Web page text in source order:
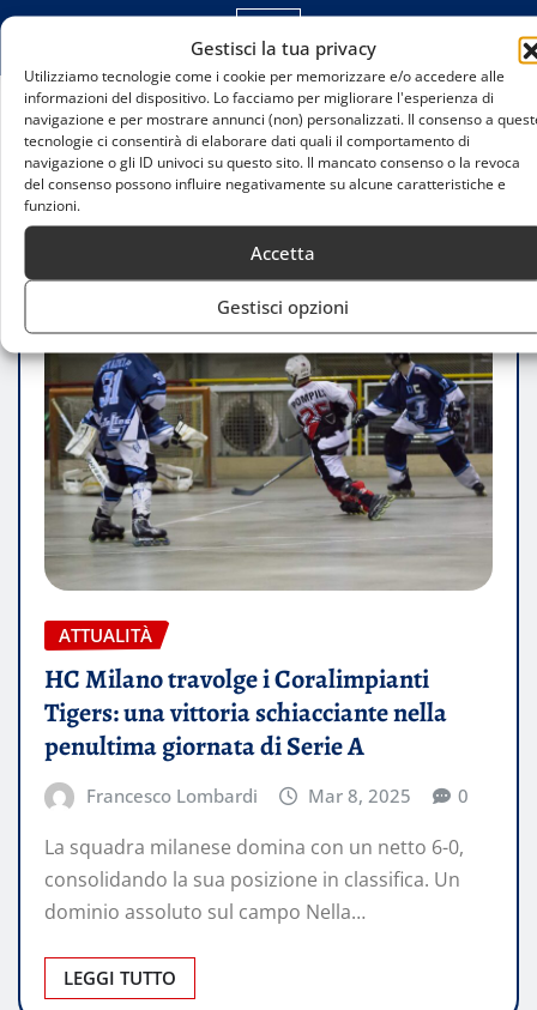
Gestisci la tua privacy
Utilizziamo tecnologie come i cookie per memorizzare e/o accedere alle
informazioni del dispositivo. Lo facciamo per migliorare l'esperienza di
navigazione e per mostrare annunci (non) personalizzati. Il consenso a
tecnologie ci consentirà di elaborare dati quali il comportamento di
navigazione o gli ID univoci su questo sito. Il mancato consenso o la revoca
del consenso possono influire negativamente su alcune caratteristiche e
funzioni.
Accetta
Gestisci opzioni
Home
HC Milano travolge i Coralimpianti Tigers: una
vittoria schiacciante nella penultima giornata di Serie
A
ATTUALITÀ
HC Milano travolge i Coralimpianti
Tigers: una vittoria schiacciante nella
penultima giornata di Serie A
Francesco Lombardi Mar 8, 2025 0
La squadra milanese domina con un netto 6-0,
consolidando la sua posizione in classifica. Un
dominio assoluto sul campo Nella…
LEGGI TUTTO